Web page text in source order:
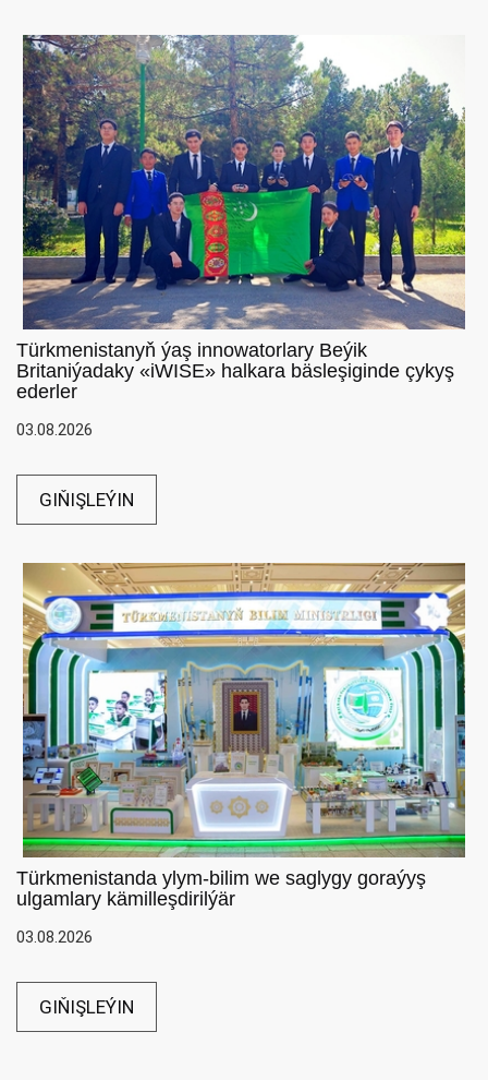
Türkmenistanyň ýaş innowatorlary Beýik
Britaniýadaky «iWISE» halkara bäsleşiginde çykyş
ederler
03.08.2026
GIŇIŞLEÝIN
Türkmenistanda ylym-bilim we saglygy goraýyş
ulgamlary kämilleşdirilýär
03.08.2026
GIŇIŞLEÝIN